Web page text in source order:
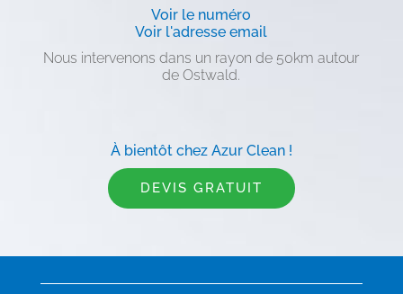
Voir le numéro
Voir l'adresse email
Nous intervenons dans un rayon de 50km autour
de Ostwald.
À bientôt chez Azur Clean !
DEVIS GRATUIT